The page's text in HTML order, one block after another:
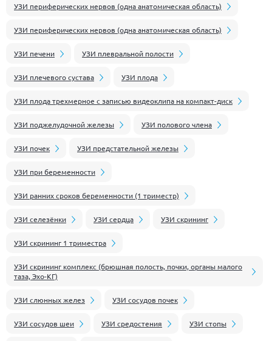
УЗИ периферических нервов (одна анатомическая область)
УЗИ периферических нервов (одна анатомическая область)
УЗИ печени УЗИ плевральной полости
УЗИ плечевого сустава УЗИ плода
УЗИ плода трехмерное с записью видеоклипа на компакт-диск
УЗИ поджелудочной железы УЗИ полового члена
УЗИ почек УЗИ предстательной железы
УЗИ при беременности
УЗИ ранних сроков беременности (1 триместр)
УЗИ селезёнки УЗИ сердца УЗИ скрининг
УЗИ скрининг 1 триместра
УЗИ скрининг комплекс (брюшная полость, почки, органы малого
таза, Эхо-КГ)
УЗИ слюнных желез УЗИ сосудов почек
УЗИ сосудов шеи УЗИ средостения УЗИ стопы